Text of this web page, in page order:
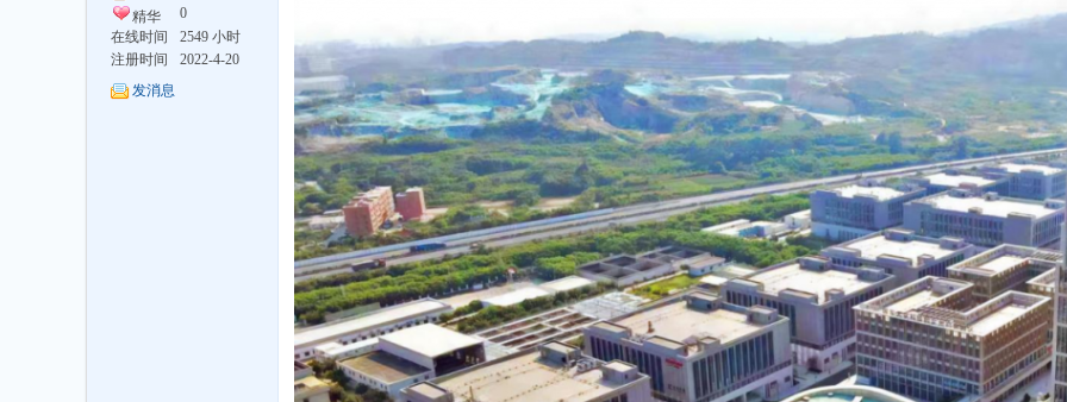
精华
0
在线时间
2549 小时
注册时间
2022-4-20
发消息